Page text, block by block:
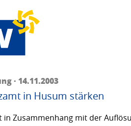
· 14.11.2003
in Husum stärken
in Zusammenhang mit der